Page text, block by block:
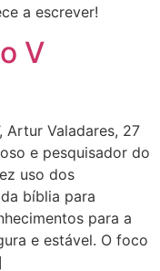
a escrever!
V
Artur Valadares, 27
e pesquisador do
uso dos
bíblia para
para a
e estável. O foco